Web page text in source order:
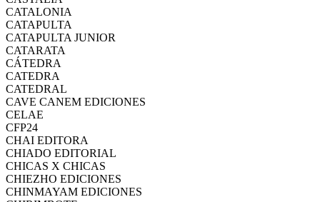
CATALONIA
CATAPULTA
CATAPULTA JUNIOR
CATARATA
CÁTEDRA
CATEDRA
CATEDRAL
CAVE CANEM EDICIONES
CELAE
CFP24
CHAI EDITORA
CHIADO EDITORIAL
CHICAS X CHICAS
CHIEZHO EDICIONES
CHINMAYAM EDICIONES